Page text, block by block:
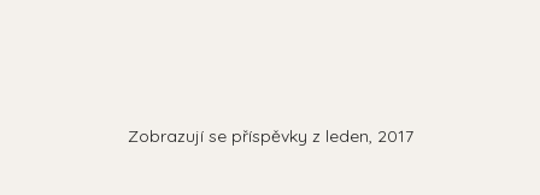
Zobrazují se příspěvky z leden, 2017